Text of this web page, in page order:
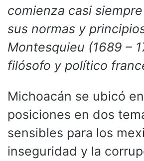
comienza casi
sus normas y
Montesquieu (1689 –
filósofo y político
Michoacán se ubicó
posiciones en dos
sensibles para los
inseguridad y la